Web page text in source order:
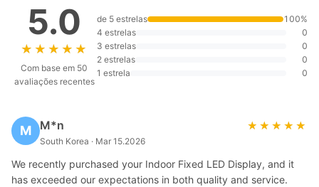
5.0
★★★★★
★★★★★
Com base em 50
avaliações recentes
de 5 estrelas
100%
4 estrelas
0
3 estrelas
0
2 estrelas
0
1 estrela
0
M M*n
South Korea · Mar 15.2026
★★★★★
★★★★★
We recently purchased your Indoor Fixed LED Display, and it
has exceeded our expectations in both quality and service.